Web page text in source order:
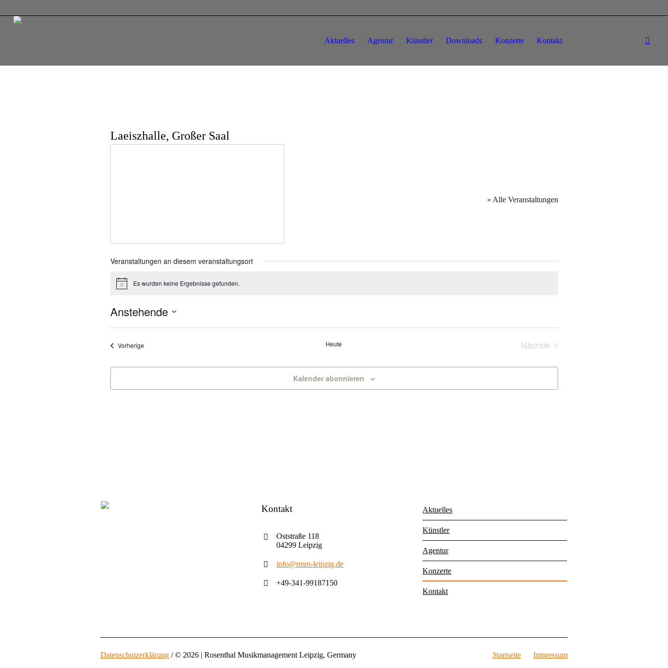
Aktuelles Agentur Künstler Downloads Konzerte Kontakt
Laeiszhalle, Großer Saal
« Alle Veranstaltungen
Veranstaltungen an diesem veranstaltungsort
HinweisEs wurden keine Ergebnisse gefunden.
Anstehende
VorherigeVeranstaltungen Heute Nächste Veranstaltungen
Kalender abonnieren
Kontakt
Oststraße 118
04299 Leipzig
info@rmm-leipzig.de
+49-341-99187150
Aktuelles
Künstler
Agentur
Konzerte
Kontakt
Startseite Impressum
Datenschutzerklärung / © 2026 | Rosenthal Musikmanagement Leipzig, Germany